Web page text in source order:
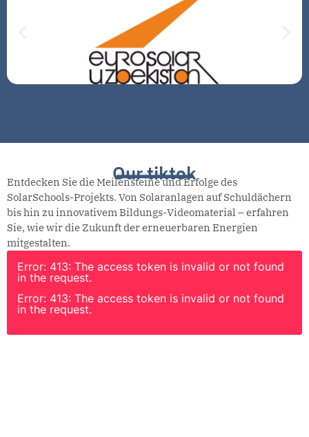
Our tiktok
Entdecken Sie die Meilensteine und Erfolge des
SolarSchools-Projekts. Von Solaranlagen auf Schuldächern
bis hin zu innovativem Bildungs-Videomaterial – erfahren
Sie, wie wir die Zukunft der erneuerbaren Energien
mitgestalten.
Error: 413: The access token is invalid or not found
in the request.
Error: 413: The access token is invalid or not found
in the request.